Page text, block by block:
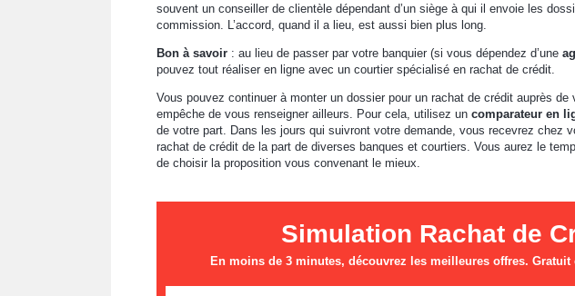
souvent un conseiller de clientèle dépendant d’un siège à qui il envoie les
commission. L’accord, quand il a lieu, est aussi bien plus long.
Bon à savoir : au lieu de passer par votre banquier (si vous dépendez d’une
pouvez tout réaliser en ligne avec un courtier spécialisé en rachat de crédit.
Vous pouvez continuer à monter un dossier pour un rachat de crédit auprès
empêche de vous renseigner ailleurs. Pour cela, utilisez un comparateur en
de votre part. Dans les jours qui suivront votre demande, vous recevrez chez
rachat de crédit de la part de diverses banques et courtiers. Vous aurez le
de choisir la proposition vous convenant le mieux.
Simulation Rachat de
En moins de 3 minutes, découvrez les meilleures offres. Gratuit